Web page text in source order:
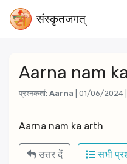
संस्‍कृतजगत्
Aarna nam
प्रश्नकर्ता: Aarna | 01/06/2024
Aarna nam ka arth
उत्तर दें सभी